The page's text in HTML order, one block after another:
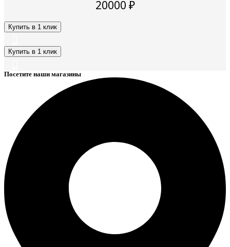
20000 ₽
Купить в 1 клик
Купить в 1 клик
Посетите наши магазины